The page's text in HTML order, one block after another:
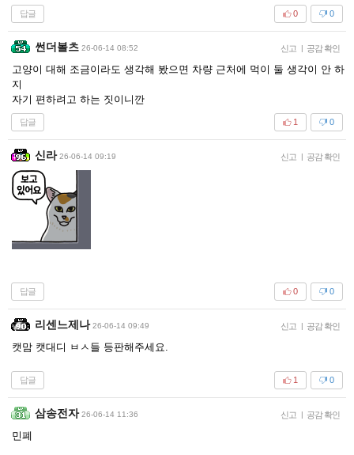
답글 0
0
썬더볼츠 26-06-14 08:52 신고 | 공감 확인
고양이 대해 조금이라도 생각해 봤으면 차량 근처에 먹이 둘 생각이 안 하
지
자기 편하려고 하는 짓이니깐
답글 0
1
신라 26-06-14 09:19 신고 | 공감 확인
답글 0
0
리센느제나 26-06-14 09:49 신고 | 공감 확인
캣맘 캣대디 ㅂㅅ들 등판해주세요.
답글 0
1
삼송전자 26-06-14 11:36 신고 | 공감 확인
민폐